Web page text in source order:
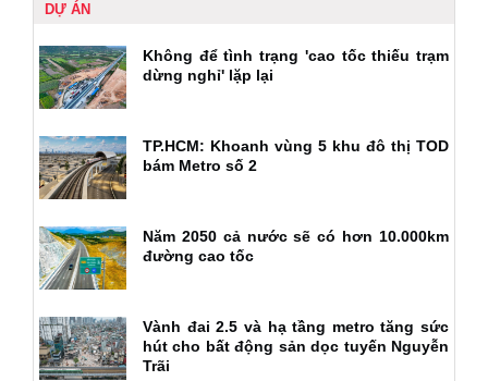
DỰ ÁN
Không để tình trạng 'cao tốc thiếu trạm
dừng nghỉ' lặp lại
TP.HCM: Khoanh vùng 5 khu đô thị TOD
bám Metro số 2
Năm 2050 cả nước sẽ có hơn 10.000km
đường cao tốc
Vành đai 2.5 và hạ tầng metro tăng sức
hút cho bất động sản dọc tuyến Nguyễn
Trãi